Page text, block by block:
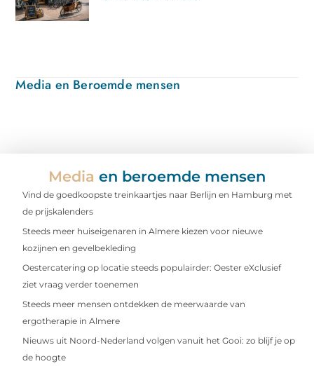
Media en Beroemde mensen
Media en beroemde mensen
Vind de goedkoopste treinkaartjes naar Berlijn en Hamburg met
de prijskalenders
Steeds meer huiseigenaren in Almere kiezen voor nieuwe
kozijnen en gevelbekleding
Oestercatering op locatie steeds populairder: Oester eXclusief
ziet vraag verder toenemen
Steeds meer mensen ontdekken de meerwaarde van
ergotherapie in Almere
Nieuws uit Noord-Nederland volgen vanuit het Gooi: zo blijf je op
de hoogte